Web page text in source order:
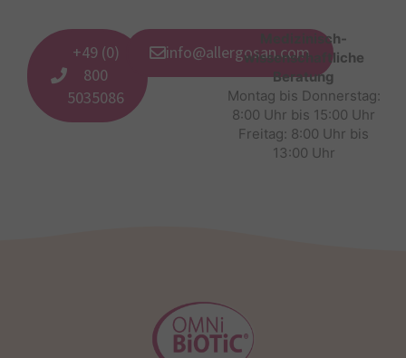
+49 (0)
800
5035086
info@allergosan.com
Medizinisch-
wissenschaftliche
Beratung
Montag bis Donnerstag:
8:00 Uhr bis 15:00 Uhr
Freitag: 8:00 Uhr bis
13:00 Uhr